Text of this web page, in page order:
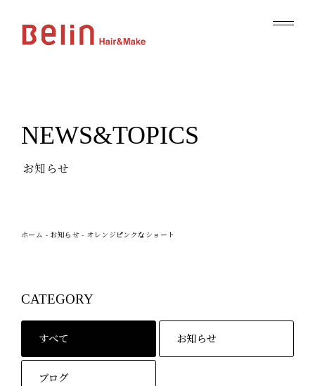
NEWS&TOPICS
お知らせ
ホーム - お知らせ - オレンジピンクなショート
CATEGORY
すべて お知らせ
ブログ